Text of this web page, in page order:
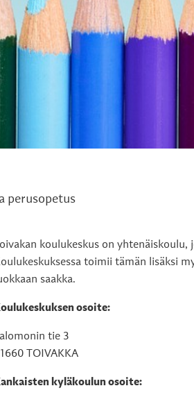
perusopetus
koulukeskus on
toimii tämän lisäksi
saakka.
osoite:
tie 3
TOIVAKKA
kyläkoulun osoite: